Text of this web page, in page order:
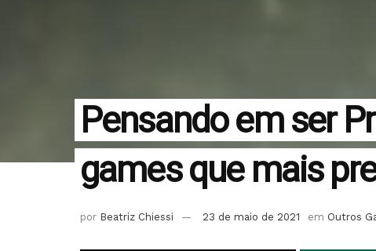
Pensando em ser
games que mais
por Beatriz Chiessi 23 de maio de 2021 em Outros